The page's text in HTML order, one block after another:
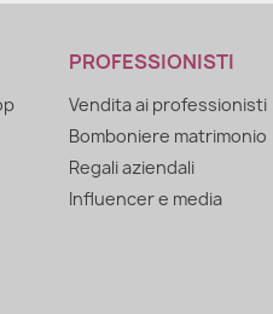
PROFESSIONISTI
Vendita ai professionisti
Bomboniere matrimonio
Regali aziendali
Influencer e media